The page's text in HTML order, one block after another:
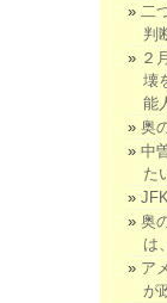
二
判
２
壊
能
奥
中
た
奥
は
ア
が